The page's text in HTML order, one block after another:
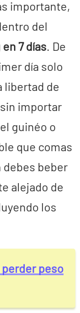
importante,
del
7 días. De
día solo
libertad de
importar
guinéo o
que comas
debes beber
alejado de
los
peso